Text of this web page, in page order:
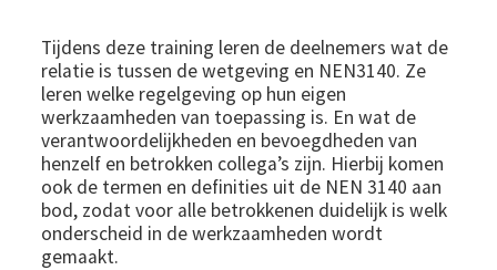
Tijdens deze training leren de deelnemers wat de
relatie is tussen de wetgeving en NEN3140. Ze
leren welke regelgeving op hun eigen
werkzaamheden van toepassing is. En wat de
verantwoordelijkheden en bevoegdheden van
henzelf en betrokken collega’s zijn. Hierbij komen
ook de termen en definities uit de NEN 3140 aan
bod, zodat voor alle betrokkenen duidelijk is welk
onderscheid in de werkzaamheden wordt
gemaakt.